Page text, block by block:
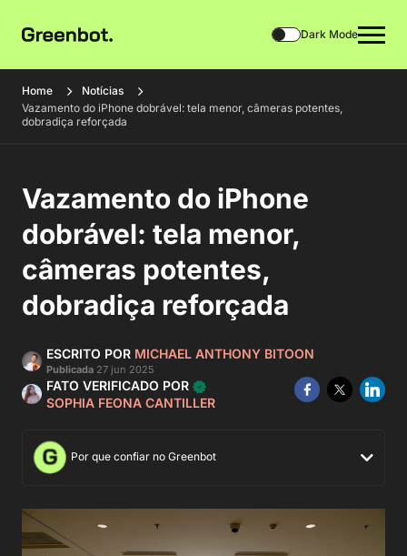
Dark Mode
Home
Notícias
Vazamento do iPhone dobrável: tela menor, câmeras potentes,
dobradiça reforçada
Vazamento do iPhone
dobrável: tela menor,
câmeras potentes,
dobradiça reforçada
ESCRITO POR MICHAEL ANTHONY BITOON
Publicada 27 jun 2025
FATO VERIFICADO POR
SOPHIA FEONA CANTILLER
Por que confiar no Greenbot